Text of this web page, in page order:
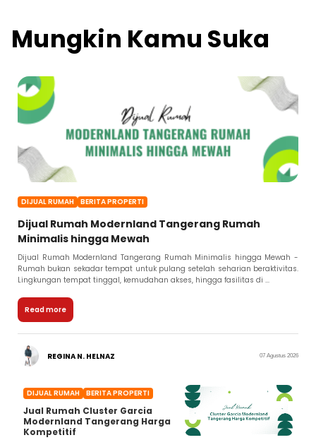
Mungkin Kamu Suka
DIJUAL RUMAH BERITA PROPERTI
Dijual Rumah Modernland Tangerang Rumah
Minimalis hingga Mewah
Dijual Rumah Modernland Tangerang Rumah Minimalis hingga Mewah -
Rumah bukan sekadar tempat untuk pulang setelah seharian beraktivitas.
Lingkungan tempat tinggal, kemudahan akses, hingga fasilitas di ...
Read more
REGINA N. HELNAZ 07 Agustus 2026
DIJUAL RUMAH BERITA PROPERTI
Jual Rumah Cluster Garcia
Modernland Tangerang Harga
Kompetitif